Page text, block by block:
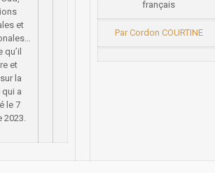
et
qu’il
et
la
qui a
le 7
2023.
français
Par Cordon COURTINE